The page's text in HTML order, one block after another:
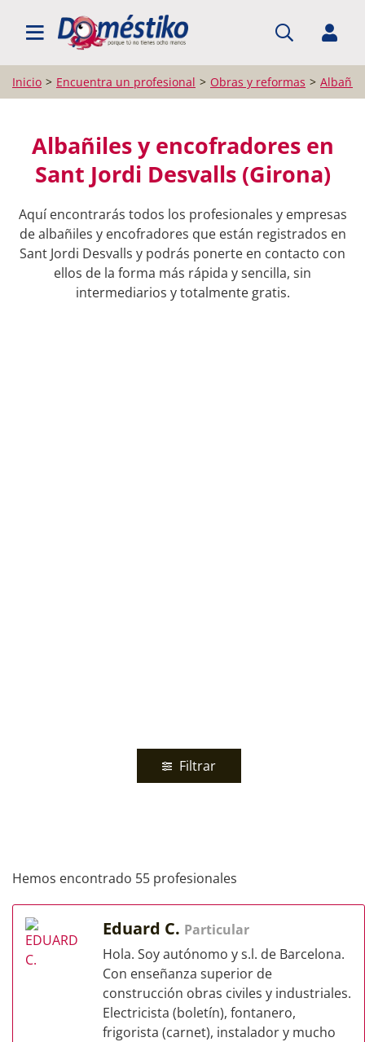
BUSCAR PROFESIONALES
Inicio Encuentra un profesional Obras y reformas
Albañiles y encofradores en
Sant Jordi Desvalls (Girona)
Aquí encontrarás todos los profesionales y empresas
de albañiles y encofradores que están registrados en
Sant Jordi Desvalls y podrás ponerte en contacto con
ellos de la forma más rápida y sencilla, sin
intermediarios y totalmente gratis.
Filtrar
Hemos encontrado 55 profesionales
Eduard C. Particular
Hola. Soy autónomo y s.l. de Barcelona.
Con enseñanza superior de
construcción obras civiles y industriales.
Electricista (boletín), fontanero,
frigorista (carnet), instalador y mucho